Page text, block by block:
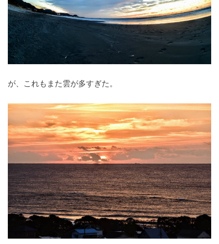
が、これもまた雲が多すぎた。